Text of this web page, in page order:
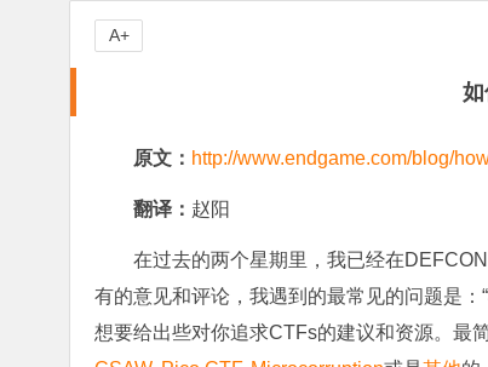
A+
原文： http://www.endgame.com/blog/
翻译： 赵阳
在过去的两个星期里，我已经在
有的意见和评论，我遇到的最常见的问题是
想要给出些对你追求CTFs的建议和资源。最